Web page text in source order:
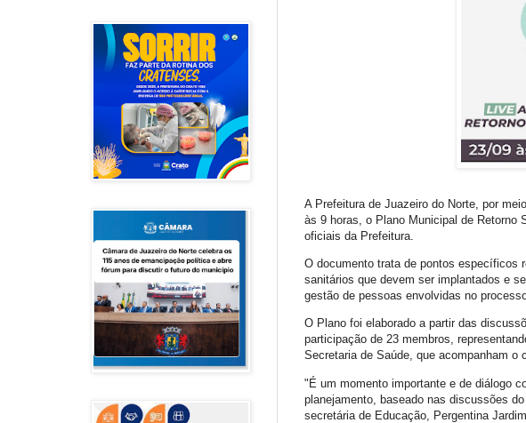
A Prefeitura de Juazeiro do Norte, por
às 9 horas, o Plano Municipal de Retorno
oficiais da Prefeitura.
O documento trata de pontos específicos
sanitários que devem ser implantados e
gestão de pessoas envolvidas no
O Plano foi elaborado a partir das
participação de 23 membros,
Secretaria de Saúde, que acompanham o
"É um momento importante e de diálogo
planejamento, baseado nas discussões
secretária de Educação, Pergentina Jardim.